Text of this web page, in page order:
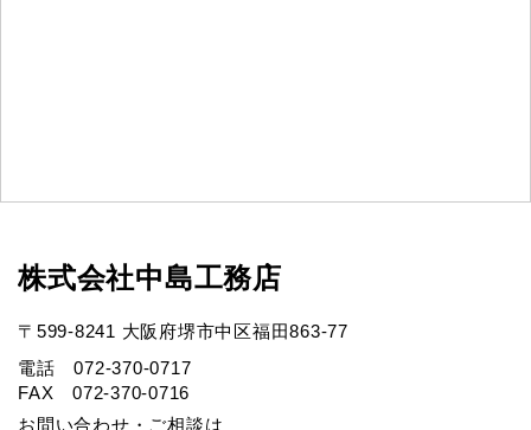
株式会社中島工務店
〒599-8241 大阪府堺市中区福田863-77
電話 072-370-0717
FAX 072-370-0716
お問い合わせ・ご相談は